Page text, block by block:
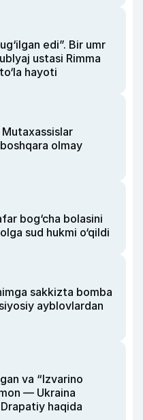
edi”. Bir umr
ustasi Rimma
hayoti
Mutaxassislar
olmay
bog‘cha bolasini
sud hukmi o‘qildi
sakkizta bomba
ayblovlardan
va “Izvarino
— Ukraina
haqida